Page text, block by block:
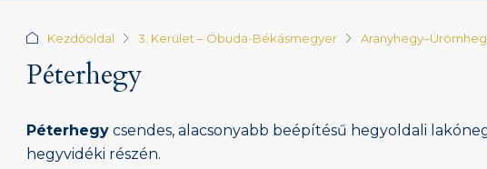
Kezdőoldal 3. Kerület – Óbuda-Békásmegyer
Péterhegy
Péterhegy csendes, alacsonyabb beépítésű hegyoldali
hegyvidéki részén.